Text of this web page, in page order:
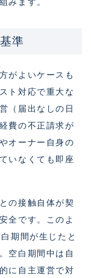
みます。
準
がよいケースも
ト対応で重大な
（届出なしの日
費の不正請求が
オーナー自身の
いなくても即座
の接触自体が契
全です。このよ
期間が生じたと
空白期間中は自
に自主運営で対